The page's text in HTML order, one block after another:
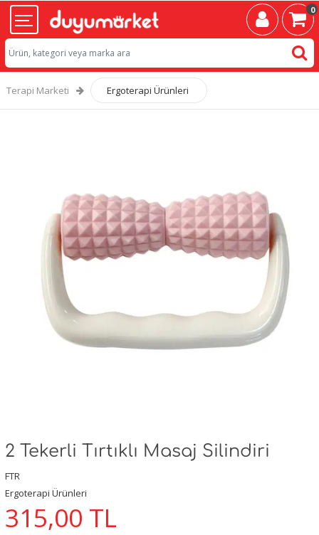
0
Terapi Marketi Ergoterapi Ürünleri
2 Tekerli Tırtıklı Masaj Silindiri
FTR
Ergoterapi Ürünleri
315,00 TL